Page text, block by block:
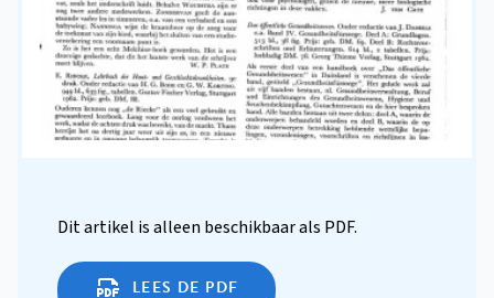
Dit artikel is alleen beschikbaar als PDF.
LEES DE PDF